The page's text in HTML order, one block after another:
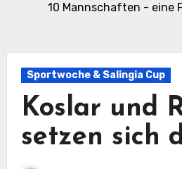
10 Mannschaften - eine
Sportwoche & Salingia Cup
Koslar und
setzen sich